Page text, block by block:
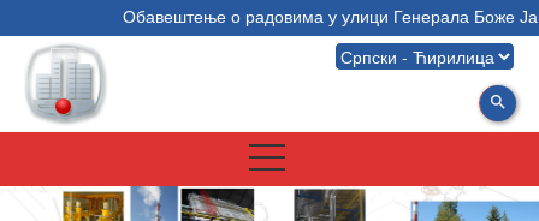
Обавештење о радовима у улици Генерала Боже
search